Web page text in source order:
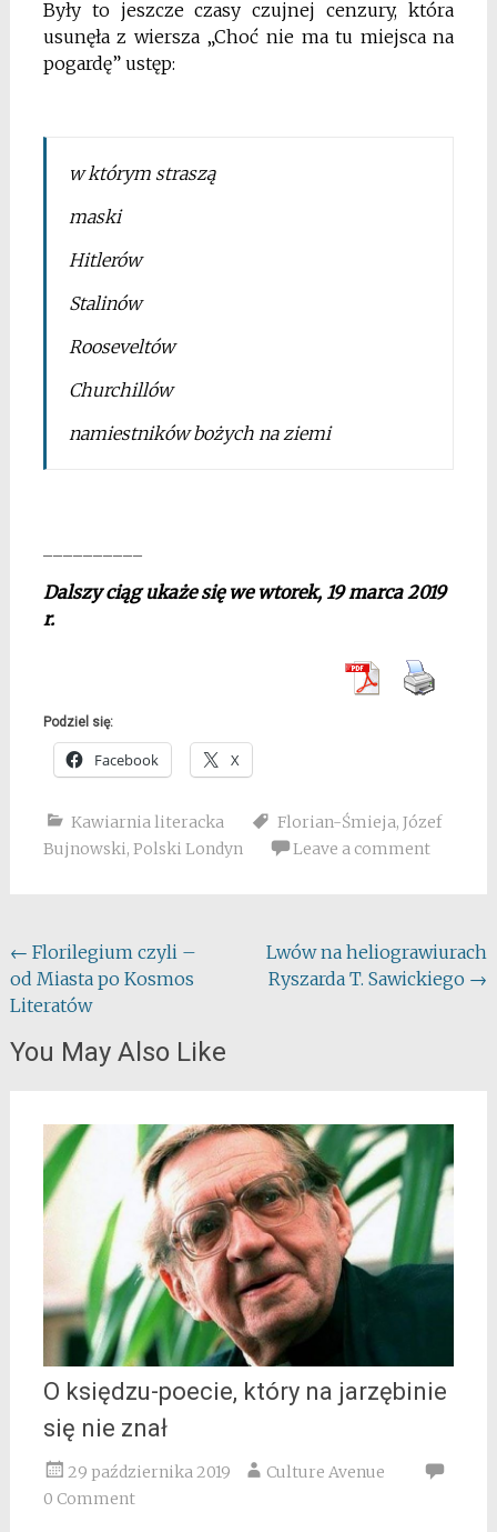
Były to jeszcze czasy czujnej cenzury, która
usunęła z wiersza „Choć nie ma tu miejsca na
pogardę” ustęp:
w którym straszą
maski
Hitlerów
Stalinów
Rooseveltów
Churchillów
namiestników bożych na ziemi
Dalszy ciąg ukaże się we wtorek, 19 marca 2019
r.
Podziel się:
Facebook X
Kawiarnia literacka Florian-Śmieja, Józef
Bujnowski, Polski Londyn Leave a comment
Post
navigation
← Florilegium czyli –
od Miasta po Kosmos
Literatów
Lwów na heliograwiurach
Ryszarda T. Sawickiego →
You May Also Like
O księdzu-poecie, który na jarzębinie
się nie znał
29 października 2019
Culture Avenue
0 Comment